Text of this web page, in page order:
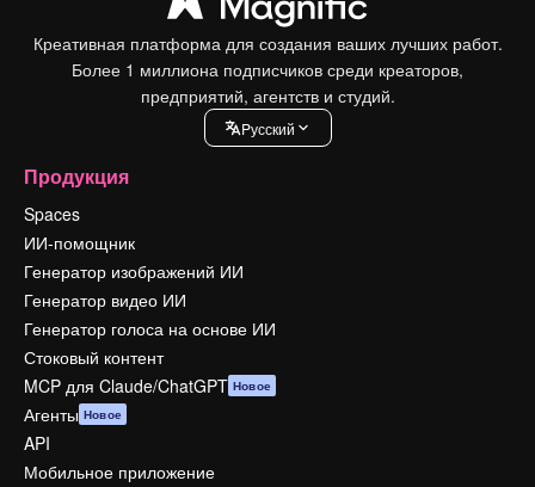
Креативная платформа для создания ваших лучших работ.
Более 1 миллиона подписчиков среди креаторов,
предприятий, агентств и студий.
Pусский
Продукция
Spaces
ИИ-помощник
Генератор изображений ИИ
Генератор видео ИИ
Генератор голоса на основе ИИ
Стоковый контент
MCP для Claude/ChatGPT Новое
Агенты Новое
API
Мобильное приложение